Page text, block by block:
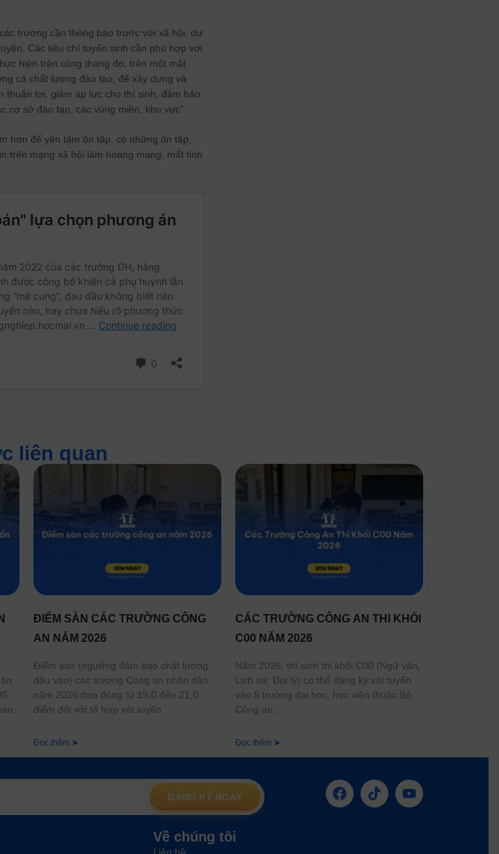
trường cần thông báo trước với xã hội, dự
Các tiêu chí tuyển sinh cần phù hợp với
hiện trên cùng thang đo, trên một mặt
cả chất lượng đào tạo, để xây dựng và
lợi, giảm áp lực cho thí sinh, đảm bảo
cơ sở đào tạo, các vùng miền, khu vực”
hơn để yên tâm ôn tập, có những ôn tập,
trên mạng xã hội làm hoang mang, mất tinh
liên quan
ĐIỂM SÀN CÁC TRƯỜNG CÔNG
AN NĂM 2026
Điểm sàn (ngưỡng đảm bảo chất lượng
đầu vào) các trường Công an nhân dân
năm 2026 dao động từ 15,0 đến 21,0
điểm đối với tổ hợp xét tuyển
Đọc thêm ➤
CÁC TRƯỜNG CÔNG AN THI KHỐI
C00 NĂM 2026
Năm 2026, thí sinh thi khối C00 (Ngữ văn,
Lịch sử, Địa lý) có thể đăng ký xét tuyển
vào 5 trường đại học, học viện thuộc Bộ
Công an,
Đọc thêm ➤
ĐĂNG KÝ NGAY
Về chúng tôi